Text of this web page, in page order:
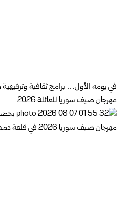
في يومه الأول… برامج ثقافية
مهرجان صيف سوريا للعائلة 2026